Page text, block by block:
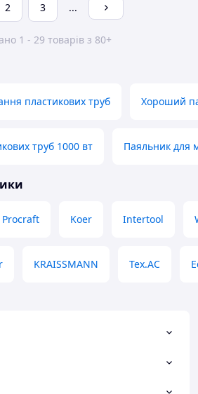
2 3 ...
1 - 29 товарів з 80+
пластикових труб Хороший
труб 1000 вт Паяльник для
Procraft Koer Intertool
KRAISSMANN Tex.AC